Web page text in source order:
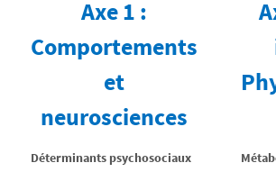
Axe 1 :
Comportements
et
neurosciences
Déterminants psychosociaux